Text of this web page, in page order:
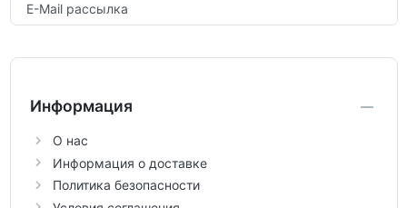
E-Mail рассылка
Информация
О нас
Информация о доставке
Политика безопасности